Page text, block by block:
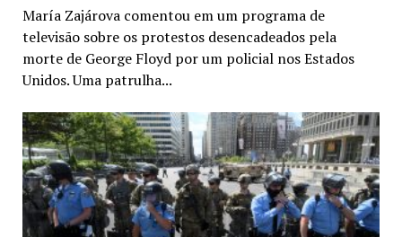
María Zajárova comentou em um programa de
televisão sobre os protestos desencadeados pela
morte de George Floyd por um policial nos Estados
Unidos. Uma patrulha...